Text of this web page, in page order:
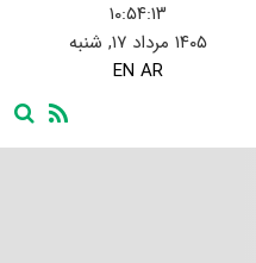
۱۰:۵۴:۱۳
۱۴۰۵ مرداد ۱۷, شنبه
EN AR